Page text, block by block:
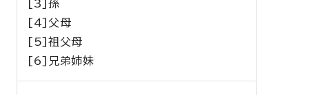
[3]孫
[4]父母
[5]祖父母
[6]兄弟姉妹